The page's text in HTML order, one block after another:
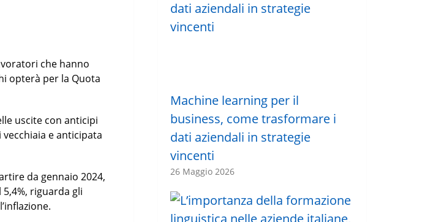
che hanno
opterà per la Quota
uscite con anticipi
e anticipata
da gennaio 2024,
riguarda gli
Machine learning per il
business, come trasformare i
dati aziendali in strategie
vincenti
26 Maggio 2026